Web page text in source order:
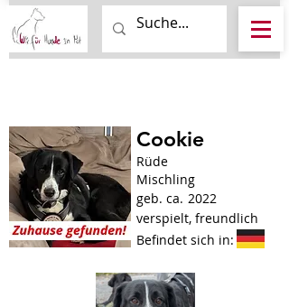
Cookie
Rüde
Mischling
geb. ca. 2022
verspielt, freundlich
Befindet sich in: